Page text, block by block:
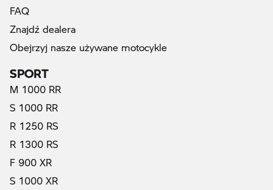
FAQ
Znajdź dealera
Obejrzyj nasze używane motocykle
SPORT
M 1000 RR
S 1000 RR
R 1250 RS
R 1300 RS
F 900 XR
S 1000 XR